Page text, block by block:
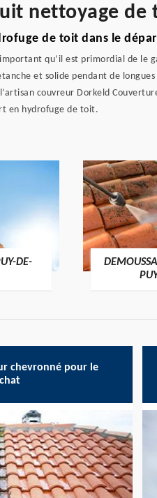
nettoyage de
de toit dans le
qu’il est primordial de le
et solide pendant de
couvreur Dorkeld
en hydrofuge de toit.
DE-
chevronné pour le